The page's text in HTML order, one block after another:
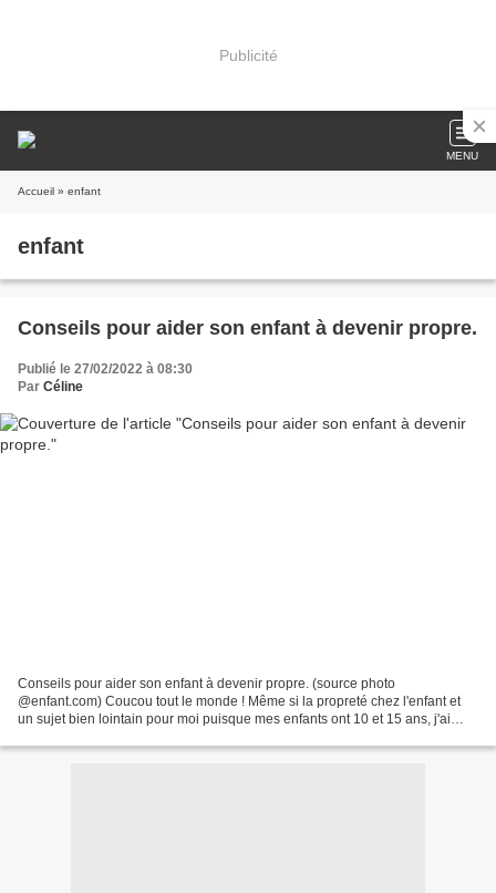
Publicité
MENU
Accueil » enfant
enfant
Conseils pour aider son enfant à devenir propre.
Publié le 27/02/2022 à 08:30
Par Céline
Conseils pour aider son enfant à devenir propre. (source photo
@enfant.com) Coucou tout le monde ! Même si la propreté chez l'enfant et
un sujet bien lointain pour moi puisque mes enfants ont 10 et 15 ans, j'ai